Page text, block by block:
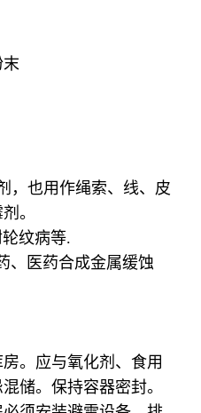
末
，也用作绳索、线、皮
。
纹病等.
、医药合成金属缓蚀
。应与氧化剂、食用
储。保持容器密封。